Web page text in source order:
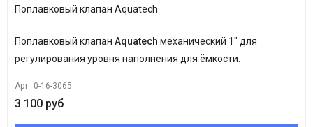
Поплавковый клапан Aquatech
Поплавковый клапан Aquatech механический 1" для
регулирования уровня наполнения для ёмкости.
Арт: 0-16-3065
3 100 руб